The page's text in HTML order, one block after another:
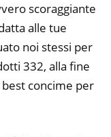
scoraggiante
alle tue
noi stessi per
332, alla fine
concime per